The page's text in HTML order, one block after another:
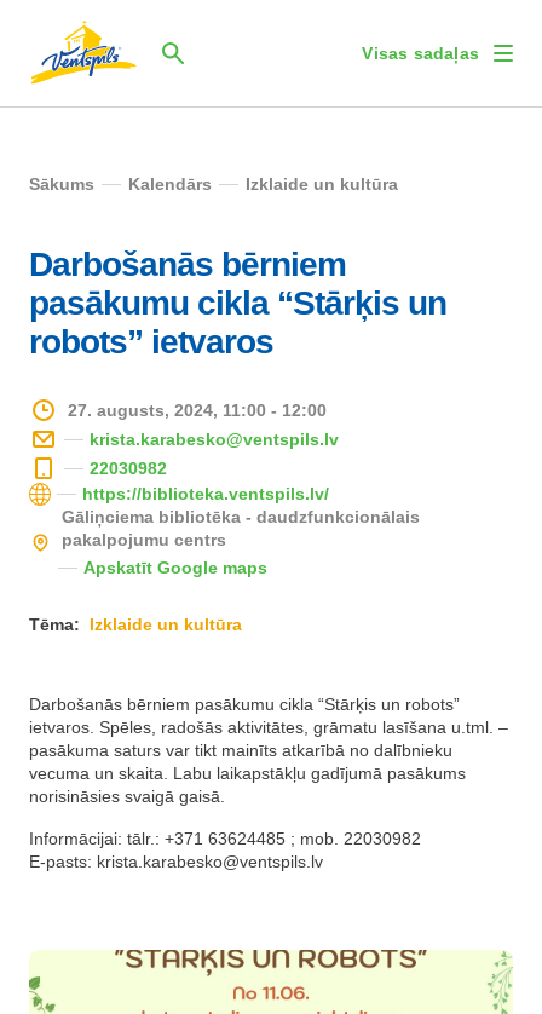
Visas sadaļas
Sākums Kalendārs Izklaide un kultūra
Darbošanās bērniem
pasākumu cikla “Stārķis un
robots” ietvaros
27. augusts, 2024, 11:00 - 12:00
krista.karabesko@ventspils.lv
22030982
https://biblioteka.ventspils.lv/
Gāliņciema bibliotēka - daudzfunkcionālais
pakalpojumu centrs
Apskatīt Google maps
Tēma: Izklaide un kultūra
Darbošanās bērniem pasākumu cikla “Stārķis un robots”
ietvaros. Spēles, radošās aktivitātes, grāmatu lasīšana u.tml. –
pasākuma saturs var tikt mainīts atkarībā no dalībnieku
vecuma un skaita. Labu laikapstākļu gadījumā pasākums
norisināsies svaigā gaisā.
Informācijai: tālr.: +371 63624485 ; mob. 22030982
E-pasts: krista.karabesko@ventspils.lv